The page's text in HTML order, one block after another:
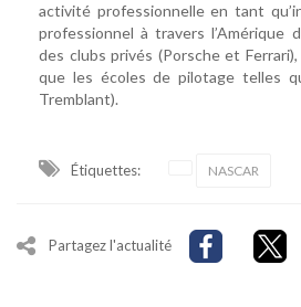
activité professionnelle en tant
professionnel à travers l’Amérique
des clubs privés (Porsche et
que les écoles de pilotage telles
Tremblant).
Étiquettes: NASCAR
Partagez l'actualité